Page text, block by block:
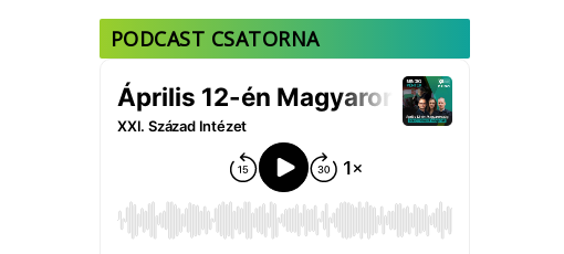
PODCAST CSATORNA